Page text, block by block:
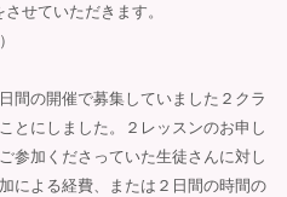
せていただきます。
間の開催で募集していました２クラ
とにしました。２レッスンのお申し
参加くださっていた生徒さんに対し
による経費、または２日間の時間の